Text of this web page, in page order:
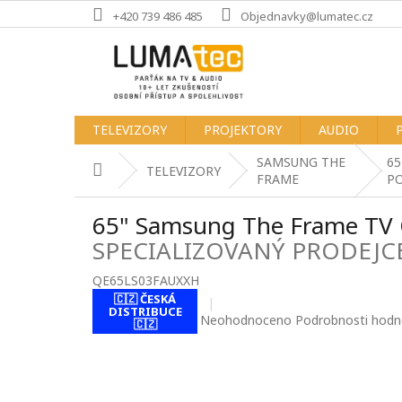
na
+420 739 486 485 Objednavky@lumatec.cz
TELEVIZORY PROJEKTORY AUDIO
Domů TELEVIZORY
SAMSUNG THE
FRAME
65" Samsung The Frame TV
SPECIALIZOVANÝ
QE65LS03FAUXXH
🇨🇿 ČESKÁ
DISTRIBUCE
🇨🇿
Průměrné
Neohodnoceno Podrobnosti